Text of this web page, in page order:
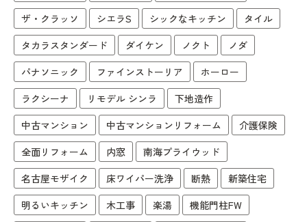
ザ・クラッソ
シエラS シックなキッチン
タイル
タカラスタンダード
ダイケン ノクト
ノダ
パナソニック
ファインストーリア
ホーロー
ラクシーナ
リモデル シンラ
下地造作
中古マンション
中古マンションリフォーム
介護保険
全面リフォーム
内窓
南海プライウッド
名古屋モザイク
床ワイパー洗浄 断熱
新築住宅
明るいキッチン
木工事 楽湯
機能門柱FW